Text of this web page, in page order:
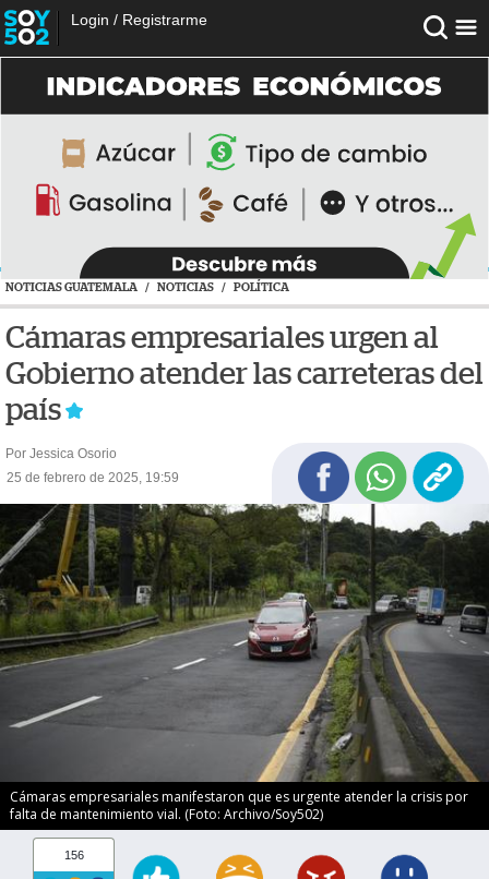
Login / Registrarme
NOTICIAS GUATEMALA / NOTICIAS / POLÍTICA
Cámaras empresariales urgen al
Gobierno atender las carreteras del
país
Por Jessica Osorio
25 de febrero de 2025, 19:59
Cámaras empresariales manifestaron que es urgente atender la crisis por
falta de mantenimiento vial. (Foto: Archivo/Soy502)
156